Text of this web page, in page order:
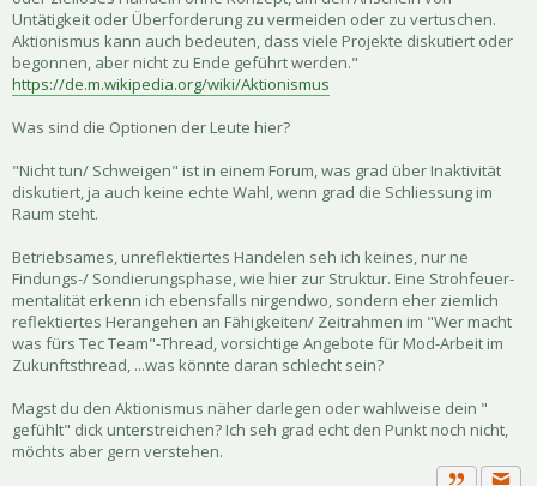
Untätigkeit oder Überforderung zu vermeiden oder zu vertuschen.
Aktionismus kann auch bedeuten, dass viele Projekte diskutiert oder
begonnen, aber nicht zu Ende geführt werden."
https://de.m.wikipedia.org/wiki/Aktionismus
Was sind die Optionen der Leute hier?
"Nicht tun/ Schweigen" ist in einem Forum, was grad über Inaktivität
diskutiert, ja auch keine echte Wahl, wenn grad die Schliessung im
Raum steht.
Betriebsames, unreflektiertes Handelen seh ich keines, nur ne
Findungs-/ Sondierungsphase, wie hier zur Struktur. Eine Strohfeuer-
mentalität erkenn ich ebensfalls nirgendwo, sondern eher ziemlich
reflektiertes Herangehen an Fähigkeiten/ Zeitrahmen im "Wer macht
was fürs Tec Team"-Thread, vorsichtige Angebote für Mod-Arbeit im
Zukunftsthread, ...was könnte daran schlecht sein?
Magst du den Aktionismus näher darlegen oder wahlweise dein "
gefühlt" dick unterstreichen? Ich seh grad echt den Punkt noch nicht,
möchts aber gern verstehen.